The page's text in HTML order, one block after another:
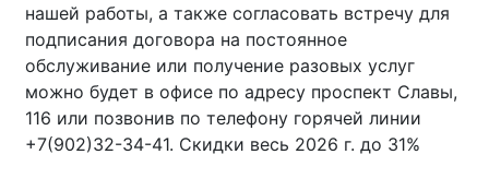
нашей работы, а также согласовать встречу для
подписания договора на постоянное
обслуживание или получение разовых услуг
можно будет в офисе по адресу проспект Славы,
116 или позвонив по телефону горячей линии
+7(902)32-34-41. Скидки весь 2026 г. до 31%